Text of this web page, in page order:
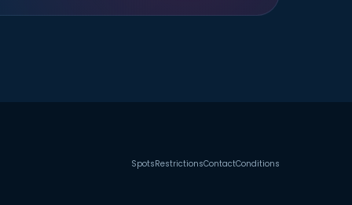
SpotsRestrictionsContactConditions